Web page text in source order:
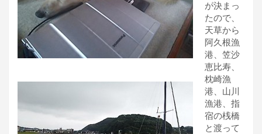
が決まっ
たので、
天草から
阿久根漁
港、笠沙
恵比寿、
枕崎漁
港、山川
漁港、指
宿の桟橋
と渡って